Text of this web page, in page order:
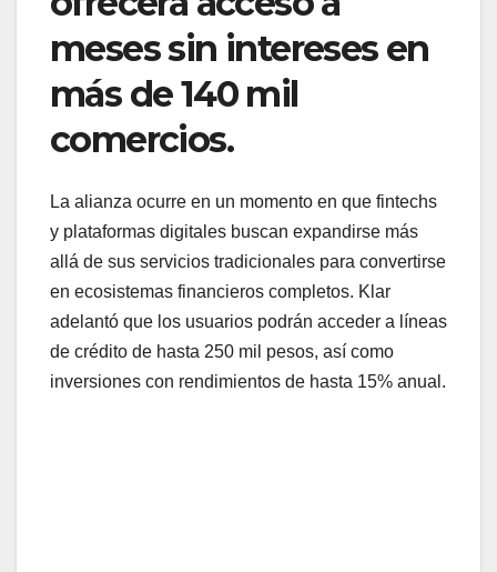
meses sin intereses en
más de 140 mil
comercios.
La alianza ocurre en un momento en que fintechs
y plataformas digitales buscan expandirse más
allá de sus servicios tradicionales para convertirse
en ecosistemas financieros completos. Klar
adelantó que los usuarios podrán acceder a líneas
de crédito de hasta 250 mil pesos, así como
inversiones con rendimientos de hasta 15% anual.